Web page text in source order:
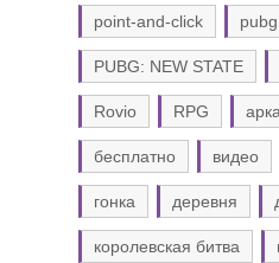
point-and-click pubg
PUBG: NEW STATE
Rovio RPG
бесплатно видео
гонка деревня
королевская битва